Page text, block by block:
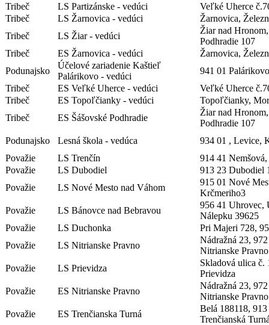
Tribeč
LS Partizánske - vedúci
Veľké Uherce
Tribeč
LS Žarnovica - vedúci
Žarnovica,
Tribeč
LS Žiar - vedúci
Žiar nad
Podhradie 107
Tribeč
ES Žarnovica - vedúci
Žarnovica,
Podunajsko
Účelové zariadenie Kaštieľ
Palárikovo - vedúci
941 01
Tribeč
ES Veľké Uherce - vedúci
Veľké Uherce
Tribeč
ES Topoľčianky - vedúci
Topoľčianky,
Tribeč
ES Šášovské Podhradie
Žiar nad
Podhradie 107
Podunajsko
Lesná škola - vedúca
934 01 , Levice,
Považie
LS Trenčín
914 41
Považie
LS Dubodiel
913 23 Dubodiel
Považie
LS Nové Mesto nad Váhom
915 01 Nové
Krčmeriho3
Považie
LS Bánovce nad Bebravou
956 41 Uhrovec,
Nálepku 39625
Považie
LS Duchonka
Pri Majeri 728,
Považie
LS Nitrianske Pravno
Nádražná 23,
Nitrianske Pravno
Považie
LS Prievidza
Skladová ulica č.
Prievidza
Považie
ES Nitrianske Pravno
Nádražná 23,
Nitrianske Pravno
Považie
ES Trenčianska Turná
Belá 188118,
Trenčianská